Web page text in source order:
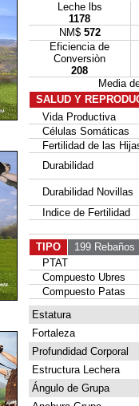
Leche lbs
1178
NM$ 572
Eficiencia de
Conversiòn
208
Media
SALUD Y
Vida Productiva
Células Somáticas
Fertilidad de las
Durabilidad
Durabilidad Novillas
Indice de Fertilidad
TIPO 199 Rebaños
PTAT
Compuesto Ubres
Compuesto Patas
Estatura
Fortaleza
Profundidad Corporal
Estructura Lechera
Ángulo de Grupa